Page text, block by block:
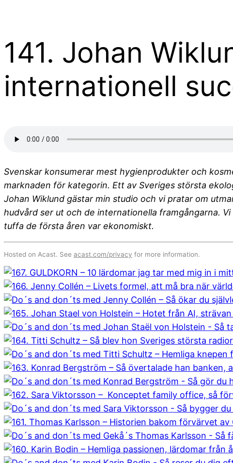
141. Johan
internationell
Svenskar konsumerar mest hygienprodukter och
marknaden för kategorin. Ett av Sveriges största
Johan Wiklund gästar min studio och vi pratar om
hudvård ser ut och de internationella framgångarna.
tuffa de första åren var ekonomiskt.
Hosted on Acast. See acast.com/privacy for more information.